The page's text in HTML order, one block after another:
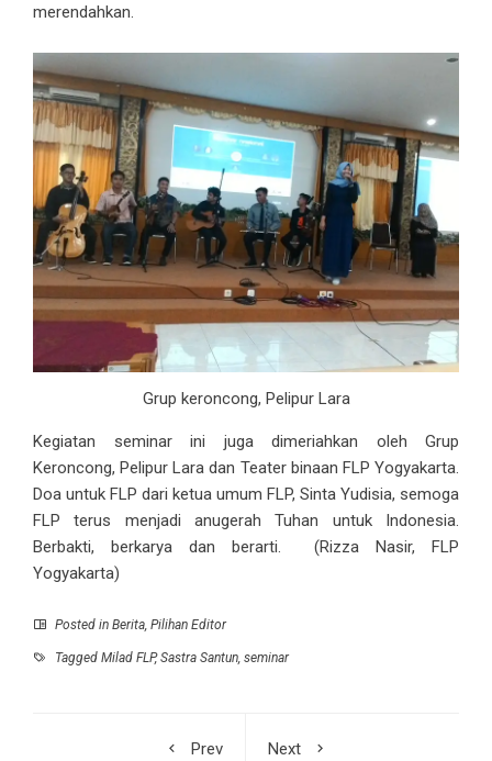
merendahkan.
Grup keroncong, Pelipur Lara
Kegiatan seminar ini juga dimeriahkan oleh Grup
Keroncong, Pelipur Lara dan Teater binaan FLP Yogyakarta.
Doa untuk FLP dari ketua umum FLP, Sinta Yudisia, semoga
FLP terus menjadi anugerah Tuhan untuk Indonesia.
Berbakti, berkarya dan berarti. (Rizza Nasir, FLP
Yogyakarta)
Posted in Berita, Pilihan Editor
Tagged Milad FLP,Sastra Santun, seminar
Prev Next